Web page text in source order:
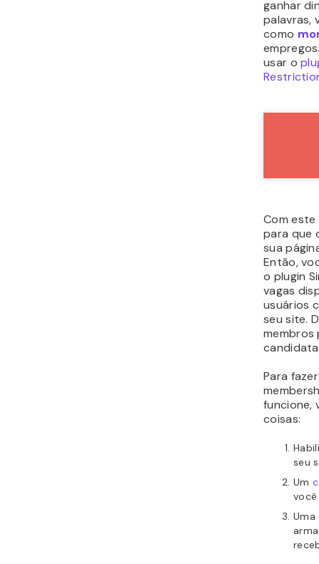
ganhar
palavras,
como
usar o
Com
para que
sua
Então,
o plugin
vagas
usuários
seu site.
membros
Para
funcione,
coisas:
seu
Um
Uma